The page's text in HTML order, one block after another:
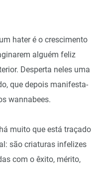
hater é o crescimento
alguém feliz
Desperta neles uma
que depois manifesta-
wannabees.
muito que está traçado
são criaturas infelizes
com o êxito, mérito,